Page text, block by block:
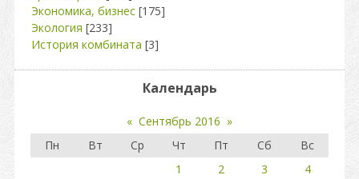
Экономика, бизнес [175]
Экология [233]
История комбината [3]
Календарь
« Сентябрь 2016 »
Пн
Вт Ср Чт Пт Сб
Вс
1
2 3
4